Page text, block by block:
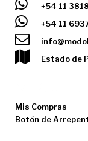
+54 11
+54 11
Estado de
Mis Compras
Botón de